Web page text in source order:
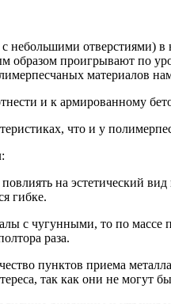
отверстиями)
образом проигрывают по
материалов
и к армированному
что и у
на эстетический
гибке.
с чугунными, то по массе
раза.
пунктов приема
так как они не могут